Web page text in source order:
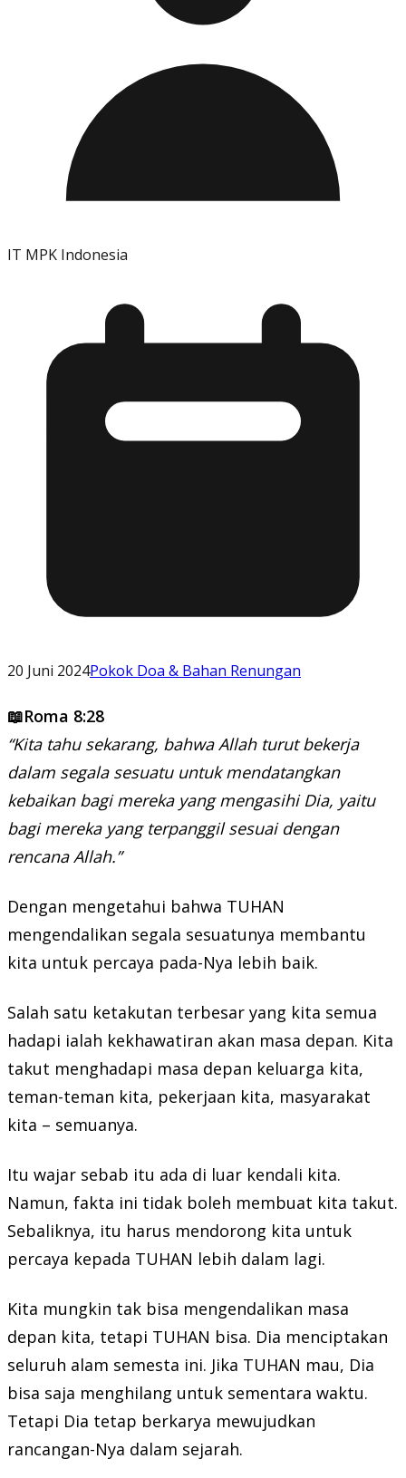
IT MPK Indonesia
20 Juni 2024Pokok Doa & Bahan Renungan
📖Roma 8:28
“Kita tahu sekarang, bahwa Allah turut bekerja
dalam segala sesuatu untuk mendatangkan
kebaikan bagi mereka yang mengasihi Dia, yaitu
bagi mereka yang terpanggil sesuai dengan
rencana Allah.”
Dengan mengetahui bahwa TUHAN
mengendalikan segala sesuatunya membantu
kita untuk percaya pada-Nya lebih baik.
Salah satu ketakutan terbesar yang kita semua
hadapi ialah kekhawatiran akan masa depan. Kita
takut menghadapi masa depan keluarga kita,
teman-teman kita, pekerjaan kita, masyarakat
kita – semuanya.
Itu wajar sebab itu ada di luar kendali kita.
Namun, fakta ini tidak boleh membuat kita takut.
Sebaliknya, itu harus mendorong kita untuk
percaya kepada TUHAN lebih dalam lagi.
Kita mungkin tak bisa mengendalikan masa
depan kita, tetapi TUHAN bisa. Dia menciptakan
seluruh alam semesta ini. Jika TUHAN mau, Dia
bisa saja menghilang untuk sementara waktu.
Tetapi Dia tetap berkarya mewujudkan
rancangan-Nya dalam sejarah.